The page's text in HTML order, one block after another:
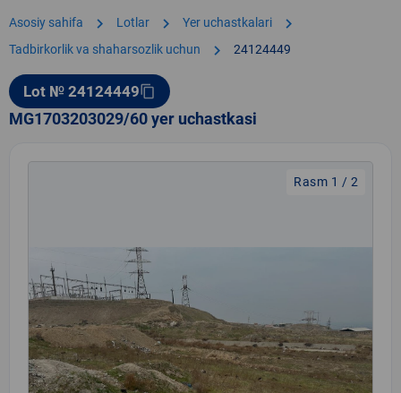
Asosiy sahifa chevron_right Lotlar chevron_right Yer uchastkalari chevron_right
Tadbirkorlik va shaharsozlik uchun chevron_right 24124449
Lot № 24124449content_copy
MG1703203029/60 yer uchastkasi
Rasm 1 / 2